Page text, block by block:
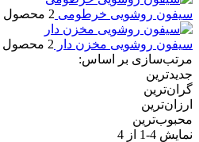
سیفون روشویی خرطومی 2 محصول
سیفون روشویی مخزن دار 2 محصول
مرتب‌سازی بر اساس:
جدیدترین
گران‌ترین
ارزان‌ترین
محبوب‌ترین
نمایش 4-1 از 4